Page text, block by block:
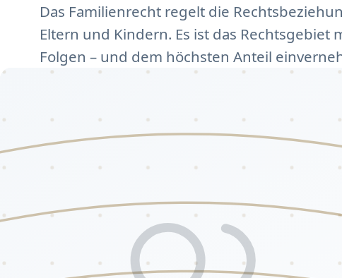
Das Familienrecht regelt die
Eltern und Kindern. Es ist das
Folgen – und dem höchsten Anteil